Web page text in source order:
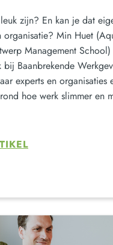
zijn? En kan je dat
Min Huet
Management
Baanbrekende
experts en organisaties
hoe werk slimmer en